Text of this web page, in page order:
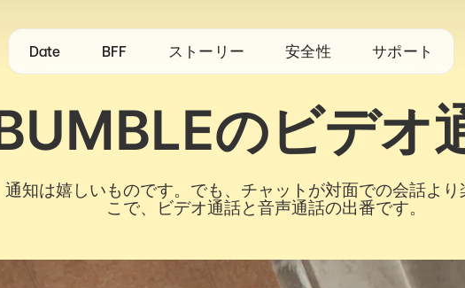
Date BFF ストーリー 安全性 サポート
のビデオ
通知は嬉しいものです。でも、チャットが対面での会話よ
こで、ビデオ通話と音声通話の出番です。